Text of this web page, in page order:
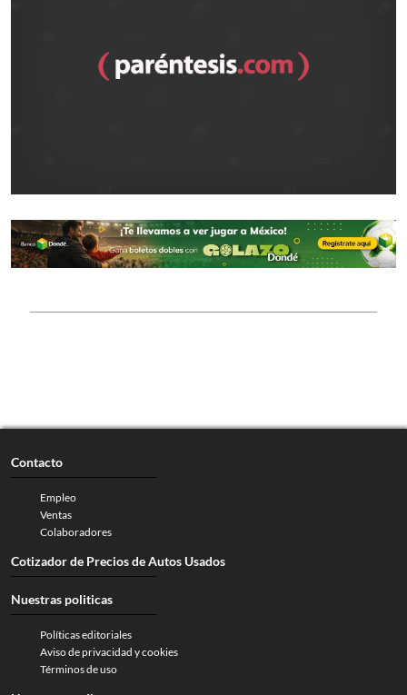
Contacto
Empleo
Ventas
Colaboradores
Cotizador de Precios de Autos Usados
Nuestras politicas
Políticas editoriales
Aviso de privacidad y cookies
Términos de uso